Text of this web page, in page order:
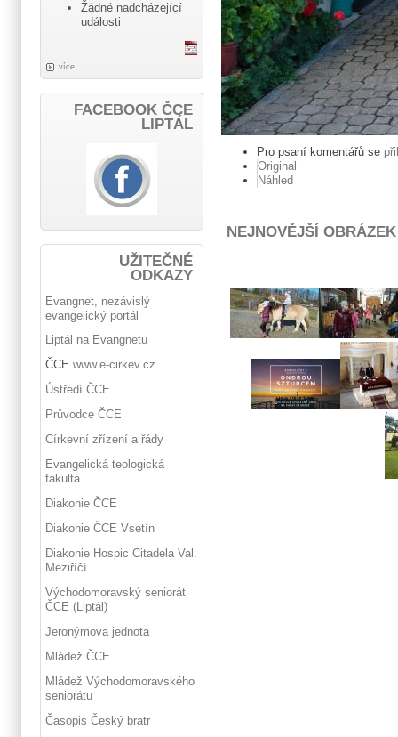
Pro psaní komentářů se
Original
Náhled
NEJNOVĚJŠÍ OBRÁZEK
Žádné nadcházející
události
více
FACEBOOK ČCE
LIPTÁL
UŽITEČNÉ
ODKAZY
Evangnet, nezávislý
evangelický portál
Liptál na Evangnetu
ČCE www.e-cirkev.cz
Ústředí ČCE
Průvodce ČCE
Církevní zřízení a řády
Evangelická teologická
fakulta
Diakonie ČCE
Diakonie ČCE Vsetín
Diakonie Hospic Citadela Val.
Meziříčí
Východomoravský seniorát
ČCE (Liptál)
Jeronýmova jednota
Mládež ČCE
Mládež Východomoravského
seniorátu
Časopis Český bratr